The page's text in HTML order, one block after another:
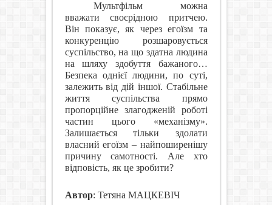
Мультфільм можна
вважати своєрідною притчею.
Він показує, як через егоїзм та
конкуренцію розшаровується
суспільство, на що здатна людина
на шляху здобуття бажаного…
Безпека однієї людини, по суті,
залежить від дій іншої. Стабільне
життя суспільства прямо
пропорційне злагодженій роботі
частин цього «механізму».
Залишається тільки здолати
власний егоїзм – найпоширенішу
причину самотності. Але хто
відповість, як це зробити?
Автор: Тетяна МАЦКЕВІЧ